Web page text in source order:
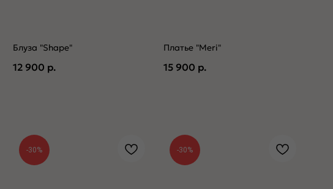
Блуза "Shape"
12 900 р.
Платье "Meri"
15 900 р.
-30% -30%